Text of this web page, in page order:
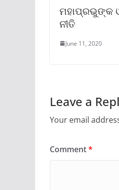
ମହାପ୍ରଭୁଙ୍କ
ନୀତି
June 11, 2020
Leave a
Your email
Comment*